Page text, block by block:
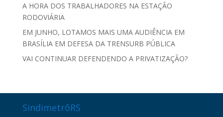
A HORA DOS TRABALHADORES NA ESTAÇÃO
RODOVIÁRIA
EM JUNHO, LOTAMOS MAIS UMA AUDIÊNCIA EM
BRASÍLIA EM DEFESA DA TRENSURB PÚBLICA
VAI CONTINUAR DEFENDENDO A PRIVATIZAÇÃO?
SindimetrôRS